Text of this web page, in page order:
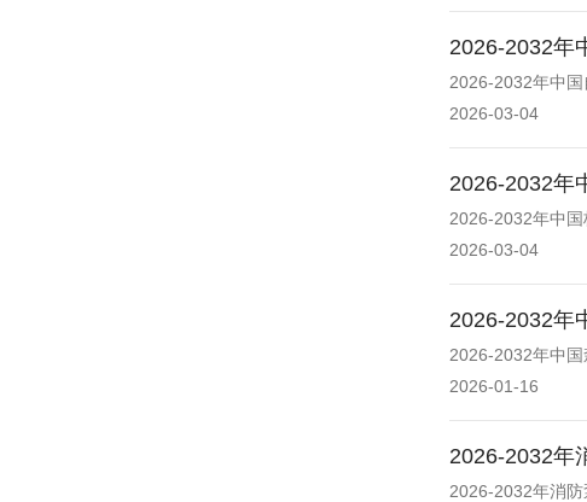
2026-2032年
2026-2032年中
2026-03-04
2026-2032年
2026-2032年中
2026-03-04
2026-2032年
2026-2032年中
2026-01-16
2026-2032年
2026-2032年消